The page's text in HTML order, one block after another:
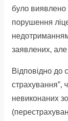
було виявлено
порушення
заявлених,
Відповідно до
страхування”,
невиконаних